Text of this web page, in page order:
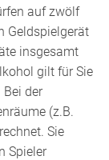
auf zwölf
Geldspielgerät
insgesamt
gilt für Sie
Bei der
(z.B.
Sie
Spieler